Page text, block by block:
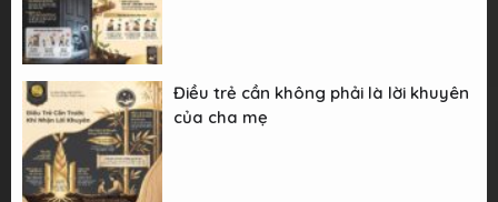
Điều trẻ cần không phải là lời khuyên
của cha mẹ